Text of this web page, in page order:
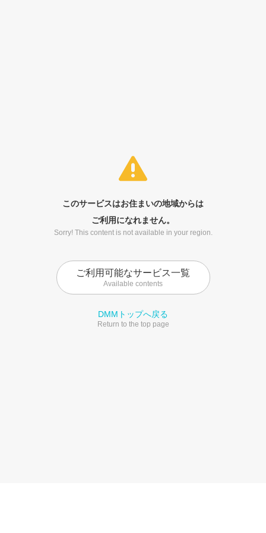
このサービスはお住まいの地域からは
ご利用になれません。
Sorry! This content is not available in your region.
ご利用可能なサービス一覧
Available contents
DMMトップへ戻る
Return to the top page